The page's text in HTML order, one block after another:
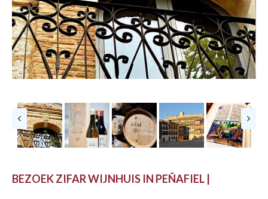
BEZOEK ZIFAR WIJNHUIS IN PEÑAFIEL |